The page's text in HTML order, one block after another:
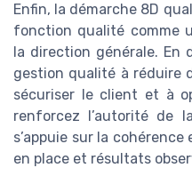
Enfin, la démarche 8D
fonction qualité comme
la direction générale. En
gestion qualité à réduire
sécuriser le client et à
renforcez l’autorité de
s’appuie sur la
en place et résultats